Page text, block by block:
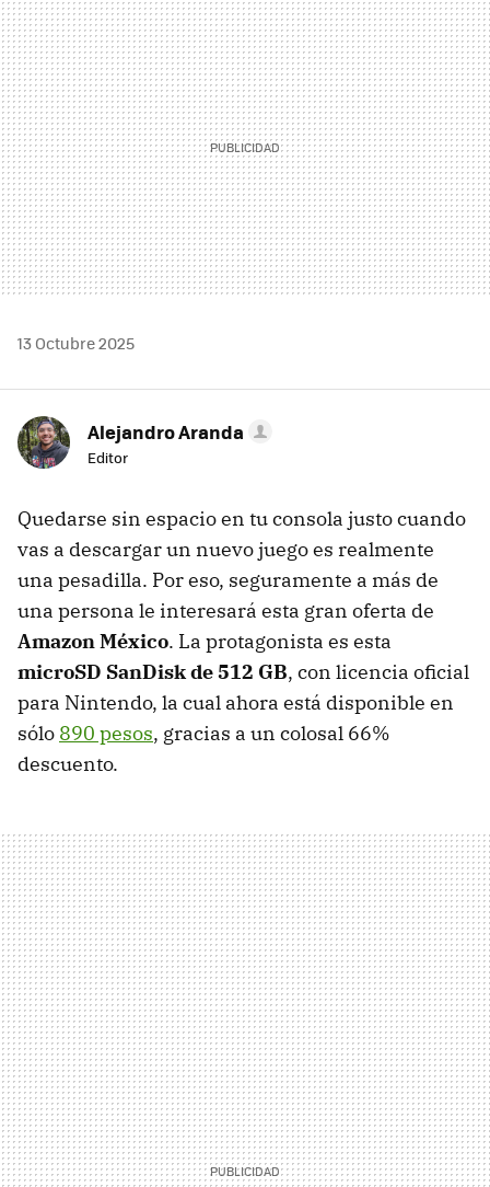
MAIL
13 Octubre 2025
Alejandro Aranda
Editor
Quedarse sin espacio en tu consola justo cuando
vas a descargar un nuevo juego es realmente
una pesadilla. Por eso, seguramente a más de
una persona le interesará esta gran oferta de
Amazon México. La protagonista es esta
microSD SanDisk de 512 GB, con licencia oficial
para Nintendo, la cual ahora está disponible en
sólo 890 pesos, gracias a un colosal 66%
descuento.